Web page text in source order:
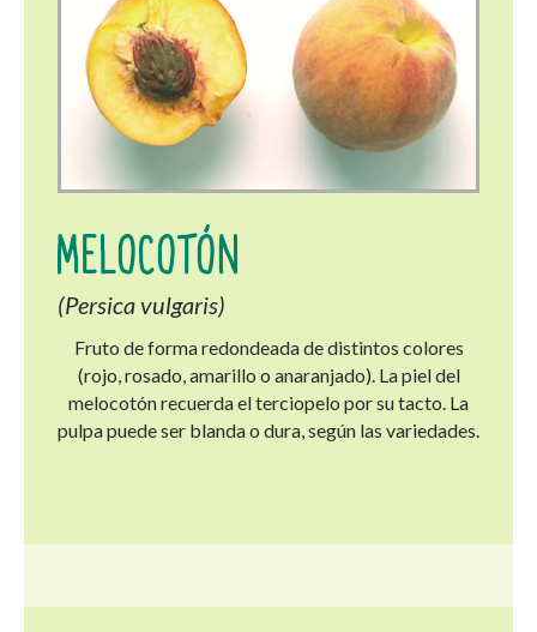
MELOCOTÓN
(Persica vulgaris)
Fruto de forma redondeada de distintos colores
(rojo, rosado, amarillo o anaranjado). La piel del
melocotón recuerda el terciopelo por su tacto. La
pulpa puede ser blanda o dura, según las variedades.